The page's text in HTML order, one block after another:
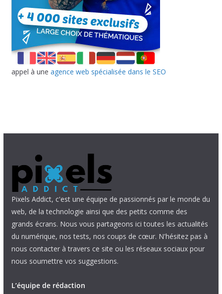
appel à une agence web spécialisée dans le SEO
Pixels Addict, c'est une équipe de passionnés par le monde du
web, de la technologie ainsi que des petits comme des
grands écrans. Nous vous partageons ici toutes les actualités
du numérique, nos tests, nos coups de cœur. N'hésitez pas à
nous contacter à travers ce site ou les réseaux sociaux pour
nous soumettre vos suggestions.
L’équipe de rédaction